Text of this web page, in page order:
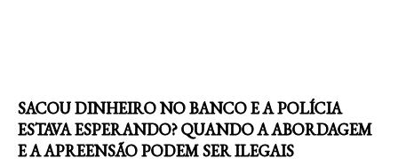
SACOU DINHEIRO NO BANCO E A POLÍCIA
ESTAVA ESPERANDO? QUANDO A ABORDAGEM
E A APREENSÃO PODEM SER ILEGAIS